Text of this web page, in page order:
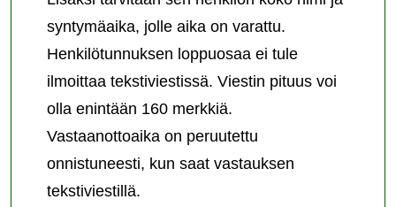
syntymäaika, jolle aika on varattu.
Henkilötunnuksen loppuosaa ei tule
ilmoittaa tekstiviestissä. Viestin pituus voi
olla enintään 160 merkkiä.
Vastaanottoaika on peruutettu
onnistuneesti, kun saat vastauksen
tekstiviestillä.